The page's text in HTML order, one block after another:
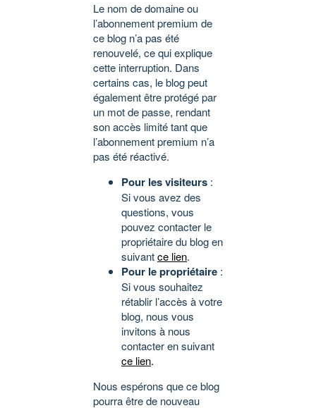
Le nom de domaine ou
l’abonnement premium de
ce blog n’a pas été
renouvelé, ce qui explique
cette interruption. Dans
certains cas, le blog peut
également être protégé par
un mot de passe, rendant
son accès limité tant que
l’abonnement premium n’a
pas été réactivé.
Pour les visiteurs :
Si vous avez des
questions, vous
pouvez contacter le
propriétaire du blog en
suivantce lien.
Pour le propriétaire :
Si vous souhaitez
rétablir l’accès à votre
blog, nous vous
invitons à nous
contacter en suivant
ce lien.
Nous espérons que ce blog
pourra être de nouveau